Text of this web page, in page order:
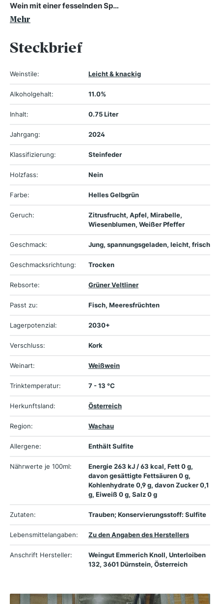
Wein mit einer fesselnden Sp…
Mehr
Steckbrief
Weinstile: Leicht & knackig
Alkoholgehalt: 11.0%
Inhalt: 0.75 Liter
Jahrgang: 2024
Klassifizierung: Steinfeder
Holzfass: Nein
Farbe: Helles Gelbgrün
Geruch:
Zitrusfrucht, Apfel, Mirabelle,
Wiesenblumen, Weißer Pfeffer
Geschmack: Jung, spannungsgeladen, leicht, frisch
Geschmacksrichtung: Trocken
Rebsorte: Grüner Veltliner
Passt zu: Fisch, Meeresfrüchten
Lagerpotenzial: 2030+
Verschluss: Kork
Weinart: Weißwein
Trinktemperatur: 7 - 13 °C
Herkunftsland: Österreich
Region: Wachau
Allergene: Enthält Sulfite
Nährwerte je 100ml:
Energie 263 kJ / 63 kcal, Fett 0 g,
davon gesättigte Fettsäuren 0 g,
Kohlenhydrate 0,9 g, davon Zucker 0,1
g, Eiweiß 0 g, Salz 0 g
Zutaten: Trauben; Konservierungsstoff: Sulfite
Lebensmittelangaben: Zu den Angaben des Herstellers
Anschrift Hersteller:
Weingut Emmerich Knoll, Unterloiben
132, 3601 Dürnstein, Österreich